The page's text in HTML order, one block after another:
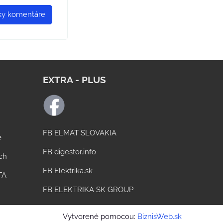
komentáre
EXTRA - PLUS
FB ELMAT SLOVAKIA
FB digestor.info
FB Elektrika.sk
FB ELEKTRIKA SK GROUP
Vytvorené pomocou: BiznisWeb.sk